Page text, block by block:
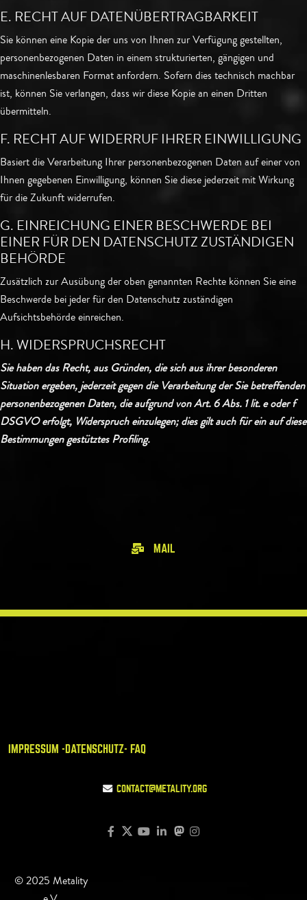
E. RECHT AUF DATENÜBERTRAGBARKEIT
Sie können eine Kopie der uns von Ihnen zur Verfügung gestellten,
personenbezogenen Daten in einem strukturierten, gängigen und
maschinenlesbaren Format anfordern. Sofern dies technisch machbar
ist, können Sie verlangen, dass wir diese Kopie an einen Dritten
übermitteln.
F. RECHT AUF WIDERRUF IHRER EINWILLIGUNG
Basiert die Verarbeitung Ihrer personenbezogenen Daten auf einer von
Ihnen gegebenen Einwilligung, können Sie diese jederzeit mit Wirkung
für die Zukunft widerrufen.
G. EINREICHUNG EINER BESCHWERDE BEI
EINER FÜR DEN DATENSCHUTZ ZUSTÄNDIGEN
BEHÖRDE
Zusätzlich zur Ausübung der oben genannten Rechte können Sie eine
Beschwerde bei jeder für den Datenschutz zuständigen
Aufsichtsbehörde einreichen.
H. WIDERSPRUCHSRECHT
Sie haben das Recht, aus Gründen, die sich aus ihrer besonderen
Situation ergeben, jederzeit gegen die Verarbeitung der Sie betreffenden
personenbezogenen Daten, die aufgrund von Art. 6 Abs. 1 lit. e oder f
DSGVO erfolgt, Widerspruch einzulegen; dies gilt auch für ein auf diese
Bestimmungen gestütztes Profiling.
MAIL
IMPRESSUM -DATENSCHUTZ- FAQ
CONTACT@METALITY.ORG
© 2025 Metality